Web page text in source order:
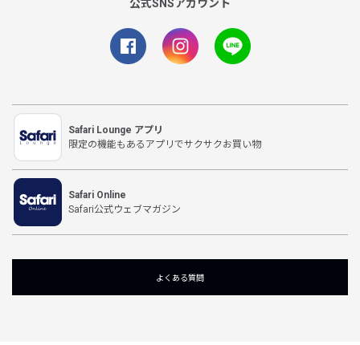
公式SNSアカウント
Safari Lounge アプリ
限定の機能もあるアプリでサクサクお買い物
Safari Online
Safari公式ウェブマガジン
よくある質問